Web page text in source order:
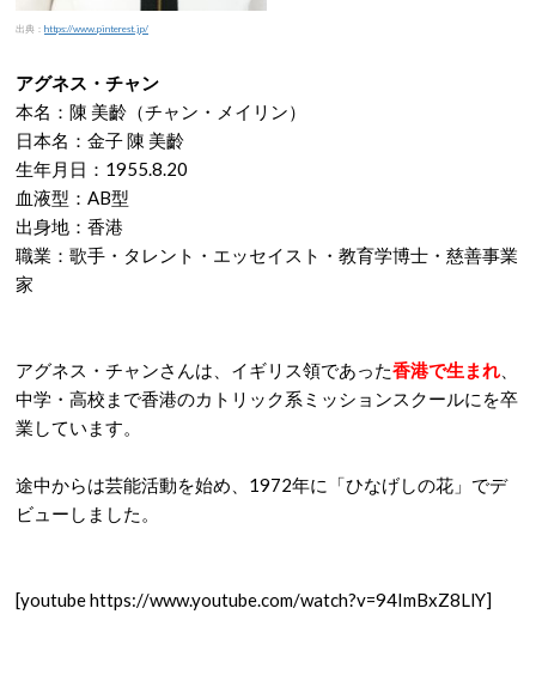
出典： https://www.pinterest.jp/
アグネス・チャン
本名：陳 美齡（チャン・メイリン）
日本名：金子 陳 美齡
生年月日：1955.8.20
血液型：AB型
出身地：香港
職業：歌手・タレント・エッセイスト・教育学博士・慈善事業
家
アグネス・チャンさんは、イギリス領であった香港で生まれ、
中学・高校まで香港のカトリック系ミッションスクールにを卒
業しています。
途中からは芸能活動を始め、1972年に「ひなげしの花」でデ
ビューしました。
[youtube https://www.youtube.com/watch?v=94ImBxZ8LlY]